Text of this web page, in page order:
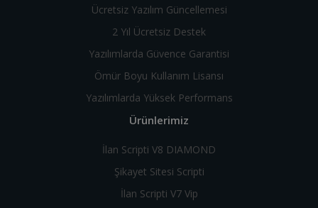
Ücretsiz Yazılım Güncellemesi
2 Yıl Ücretsiz Destek
Yazılımlarda Güvence Garantisi
Ömür Boyu Kullanım Lisansı
Yazılımlarda Yüksek Performans
Ürünlerimiz
İlan Scripti V8 DIAMOND
Şikayet Sitesi Scripti
İlan Scripti V7 Vip